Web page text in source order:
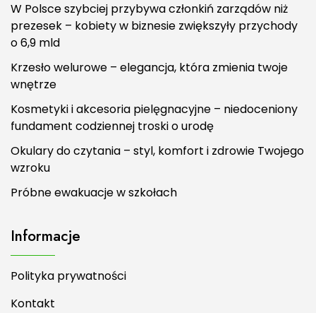
W Polsce szybciej przybywa członkiń zarządów niż
prezesek – kobiety w biznesie zwiększyły przychody
o 6,9 mld
Krzesło welurowe – elegancja, która zmienia twoje
wnętrze
Kosmetyki i akcesoria pielęgnacyjne – niedoceniony
fundament codziennej troski o urodę
Okulary do czytania – styl, komfort i zdrowie Twojego
wzroku
Próbne ewakuacje w szkołach
Informacje
Polityka prywatności
Kontakt